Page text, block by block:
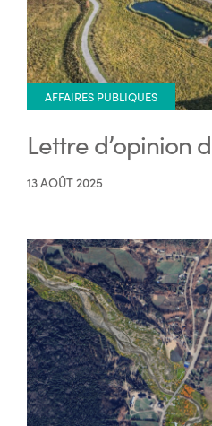
AFFAIRES PUBLIQUES
Lettre d’opinion
13 AOÛT 2025